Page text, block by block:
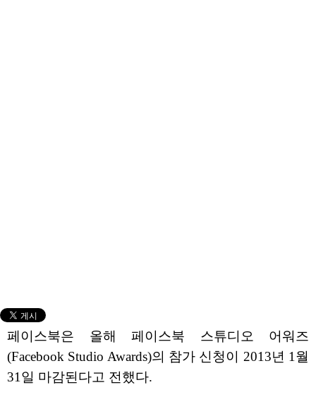
페이스북은 올해 페이스북 스튜디오 어워즈
(Facebook Studio Awards)의 참가 신청이 2013년 1월
31일 마감된다고 전했다.